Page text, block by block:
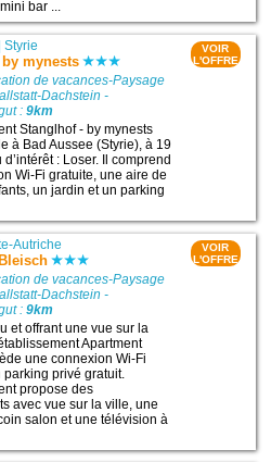
bar ...
|Styrie
mynests
de vacances-Paysage
Dachstein -
:9km
Stanglhof - by mynests
à Bad Aussee (Styrie), à 19
: Loser. Il comprend
Wi-Fi gratuite, une aire de
un jardin et un parking
VOIR
L'OFFRE
Autriche
de vacances-Paysage
Dachstein -
:9km
et offrant une vue sur la
Apartment
une connexion Wi-Fi
parking privé gratuit.
propose des
avec vue sur la ville, une
salon et une télévision à
VOIR
L'OFFRE